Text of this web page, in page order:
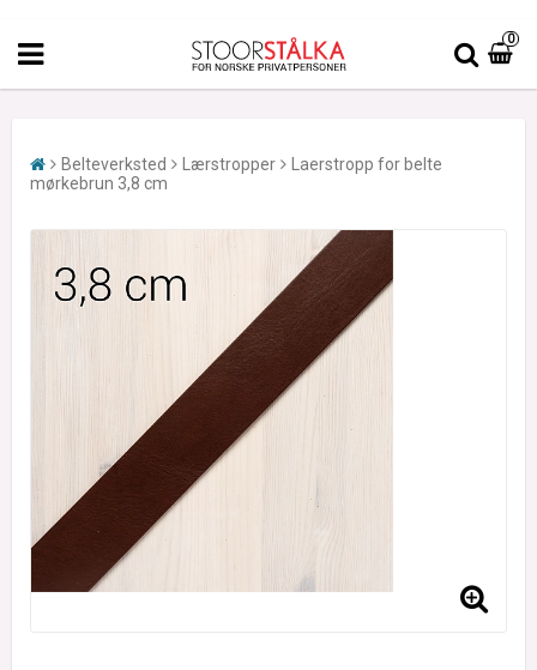
0
Belteverksted Lærstropper
Laerstropp for belte
mørkebrun 3,8 cm